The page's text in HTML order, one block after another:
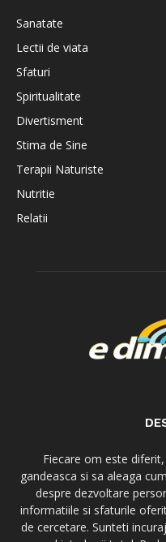
Sanatate
Lectii de viata
Sfaturi
Spiritualitate
Divertisment
Stima de Sine
Terapii Naturiste
Nutritie
Relatii
Fiecare om este
gandeasca si sa aleaga
despre dezvoltare
informatiile si sfaturile
de cercetare. Sunteti